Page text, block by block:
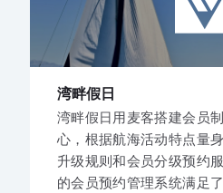
湾畔假日
湾畔假日用麦客搭建会员
心，根据航海活动特点量
升级规则和会员分级预约
的会员预约管理系统满足